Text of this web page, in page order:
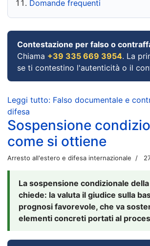
Domande frequenti
Contestazione per falso o
Chiama +39 335 669 3954. La
se ti contestino l'autenticità o il
Leggi tutto: Falso documentale e
difesa
Sospensione
come si ottiene
Arresto all'estero e difesa internazionale
La sospensione condizionale
chiede: la valuta il giudice sulla
prognosi favorevole, che va
elementi concreti portati al